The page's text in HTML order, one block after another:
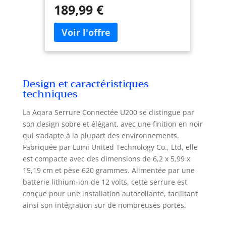
avec Apple Home, Google Home,
Amazon Alexa, Samsung
SmartThings et Aqara Home. Avec le
Aqara Hub M3 ou Camera Hub G5
Pro, vous pouvez activer la fonction
d'autres appareils dans l'app Aqara
Home. *Parmi les hubs Aqara, l'U200
hub M100, Hub M200, Sonnette
Video Hub G410 et camera Hub G5
Pro, non avec les autres Aqara hubs
Zigbee ; pour la compatibilité avec
d'autres écosystèmes, voir la liste de
contrôleur Matter 2-en-1 & Routeur
de Thread Border. [Clé Apple Home
et Divers Moyens de Déverrouillage]
L’U200 offre une variété de moyens
de déverrouillage pratiques, comme
189,99 €
Design et caractéristiques
techniques
La Aqara Serrure Connectée U200 se distingue par
son design sobre et élégant, avec une finition en noir
qui s’adapte à la plupart des environnements.
Fabriquée par Lumi United Technology Co., Ltd, elle
est compacte avec des dimensions de 6,2 x 5,99 x
15,19 cm et pèse 620 grammes. Alimentée par une
batterie lithium-ion de 12 volts, cette serrure est
conçue pour une installation autocollante, facilitant
ainsi son intégration sur de nombreuses portes.